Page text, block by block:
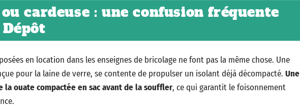
cardeuse : une confusion fréquente
en location dans les enseignes de bricolage ne font pas la même chose. Une
pour la laine de verre, se contente de propulser un isolant déjà décompacté. Une
la ouate compactée en sac avant de la souffler, ce qui garantit le foisonnement